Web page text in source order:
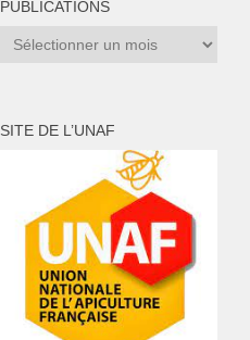
PUBLICATIONS
Archives
SITE DE L’UNAF